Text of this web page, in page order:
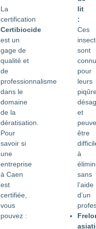
La
certification
Certibiocide
est un
gage de
qualité et
de
professionnalisme
dans le
domaine
de la
dératisation.
Pour
savoir si
une
entreprise
à Caen
est
certifiée,
vous
pouvez :
lit
:
Ces
sont
pour
leurs
et
être
à
sans
l’aide
d’un